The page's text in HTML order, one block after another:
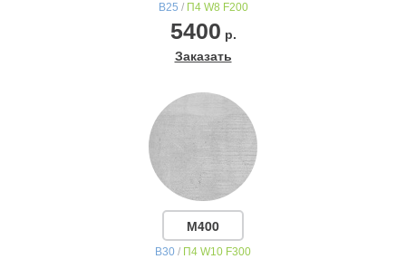
В25 / П4 W8 F200
5400 р.
Заказать
М400
В30 / П4 W10 F300